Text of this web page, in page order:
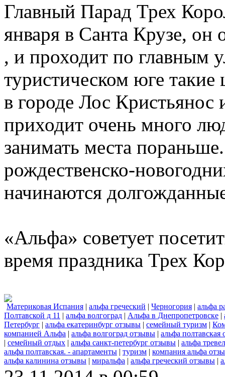
Главный Парад Трех
января в Санта Крузе, он
, и проходит по главным
туристическом юге
в городе Лос Кристьянос
приходит очень много
занимать места
рождественско-
начинаются
«Альфа» советует
время праздника Трех
Материковая Испания | альфа греческий | Черногория | альфа
Полтавской д 11 | альфа волгоград | Альфа в Днепропетровске |
Петербург | альфа екатеринбург отзывы | семейный туризм |
компанией Альфа | альфа волгоград отзывы | альфа полтавская
| семейный отдых | альфа санкт-петербург отзывы | альфа
альфа полтавская. - апартаменты | туризм | компания альфа
альфа калинина отзывы | миральфа | альфа греческий отзывы |